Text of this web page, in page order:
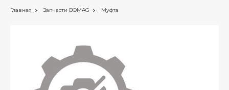
Главная Запчасти BOMAG Муфта